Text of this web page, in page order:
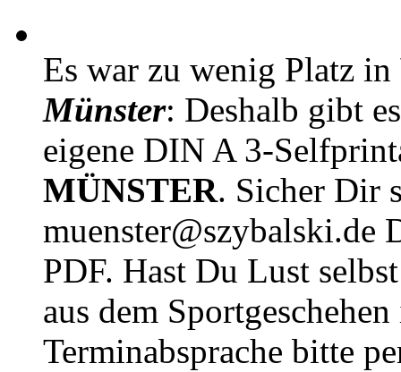
Es war zu wenig Platz in
Münster: Deshalb gibt
eigene DIN A 3-
MÜNSTER. Sicher Dir
muenster@szybalski.de
PDF. Hast Du Lust
aus dem
Terminabsprache bitte